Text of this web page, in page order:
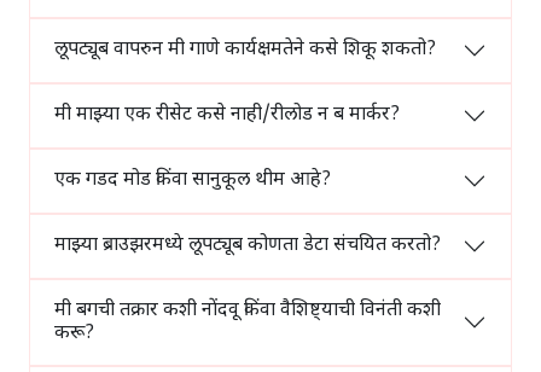
लूपट्यूब वापरुन मी गाणे कार्यक्षमतेने कसे शिकू शकतो?
मी माझ्या एक रीसेट कसे नाही/रीलोड न ब मार्कर?
एक गडद मोड किंवा सानुकूल थीम आहे?
माझ्या ब्राउझरमध्ये लूपट्यूब कोणता डेटा संचयित करतो?
मी बगची तक्रार कशी नोंदवू किंवा वैशिष्ट्याची विनंती कशी
करू?